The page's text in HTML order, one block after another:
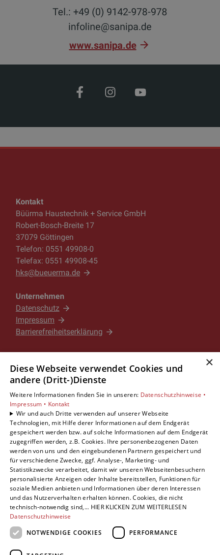
Tel.: +49 (0) 9142-978-978
infoline@sanipa.de
www.sanipa.de
Kontakt
Büürma Haustechnik + Service GmbH
Robert-Bosch-Breite 17
37079 Göttingen
Telefon: 0551 49908-0
Telefax: 0551 49908-45
hks@bueuerma.de
Unternehmen
Datenschutz
Impressum
Barrierefreiheitserklärung
Privatkunden
Gewerbekunden
Karriere
Unternehmen
Standorte
Göttingen
Um externe HTML-Inhalte anzuzeigen, benötigen
wir Ihre Einwilligung.
Weitere Informationen finden Sie in unserer
×
Diese Webseite verwendet Cookies und
andere (Dritt-)Dienste
Weitere Informationen finden Sie in unseren: Datenschutzhinweise •
Impressum • Kontakt
Wir und auch Dritte verwenden auf unserer Webseite
Technologien, mit Hilfe derer Informationen auf dem Endgerät
gespeichert werden bzw. auf solche Informationen auf dem Endgerät
zugegriffen werden, z.B. Cookies. Ihre personenbezogenen Daten
werden von uns und den eingebundenen Partnern gespeichert und
für verschiedene Zwecke, ggf. Analyse-, Marketing- und
Statistikzwecke verarbeitet, damit wir unseren Webseitenbesuchern
personalisierte Anzeigen oder Inhalte bereitstellen, Funktionen für
soziale Medien anbieten und Informationen über deren Interessen
und das Nutzerverhalten erhalten können. Cookies, die nicht
technisch-notwendig sind,... HIER KLICKEN ZUM WEITERLESEN
Datenschutzhinweise
NOTWENDIGE COOKIES
PERFORMANCE